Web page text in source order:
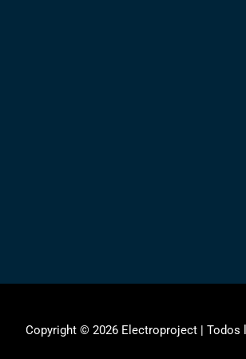
Copyright © 2026 Electroproject |